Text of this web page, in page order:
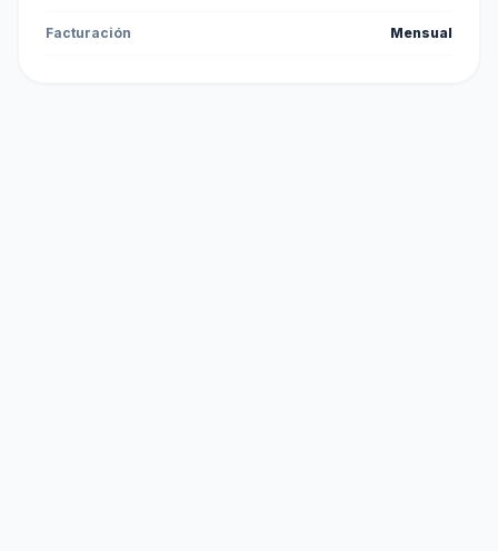
Facturación Mensual